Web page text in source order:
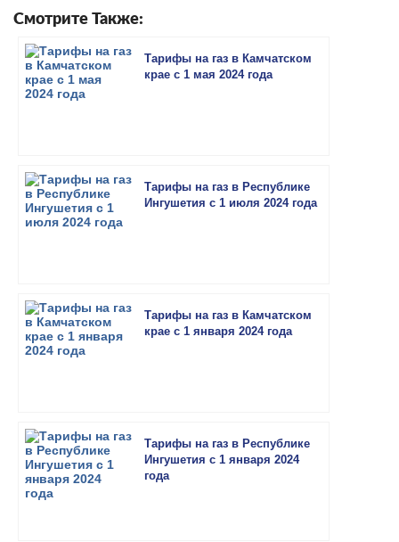
Смотрите Также:
Тарифы на газ в Камчатском
крае с 1 мая 2024 года
Тарифы на газ в Республике
Ингушетия с 1 июля 2024 года
Тарифы на газ в Камчатском
крае с 1 января 2024 года
Тарифы на газ в Республике
Ингушетия с 1 января 2024
года